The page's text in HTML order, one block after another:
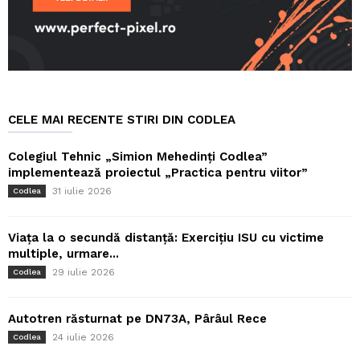
CELE MAI RECENTE STIRI DIN CODLEA
Colegiul Tehnic „Simion Mehedinți Codlea”
implementează proiectul „Practica pentru viitor”
Codlea 31 iulie 2026
Viața la o secundă distanță: Exercițiu ISU cu victime
multiple, urmare...
Codlea 29 iulie 2026
Autotren răsturnat pe DN73A, Pârâul Rece
Codlea 24 iulie 2026